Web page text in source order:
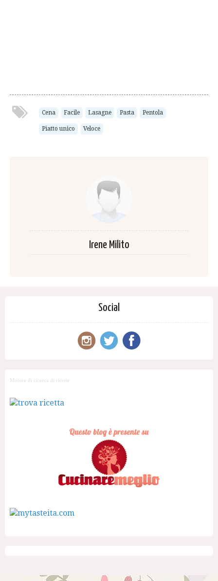
Cena Facile Lasagne Pasta Pentola
Piatto unico Veloce
Irene Milito
Social
Motore di ricerca di ricette